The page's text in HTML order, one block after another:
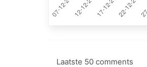
Laatste 50 comments